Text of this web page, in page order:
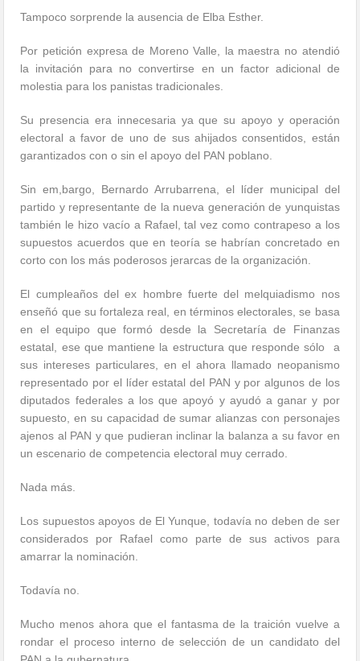
Tampoco sorprende la ausencia de Elba Esther.
Por petición expresa de Moreno Valle, la maestra no atendió
la invitación para no convertirse en un factor adicional de
molestia para los panistas tradicionales.
Su presencia era innecesaria ya que su apoyo y operación
electoral a favor de uno de sus ahijados consentidos, están
garantizados con o sin el apoyo del PAN poblano.
Sin em,bargo, Bernardo Arrubarrena, el líder municipal del
partido y representante de la nueva generación de yunquistas
también le hizo vacío a Rafael, tal vez como contrapeso a los
supuestos acuerdos que en teoría se habrían concretado en
corto con los más poderosos jerarcas de la organización.
El cumpleaños del ex hombre fuerte del melquiadismo nos
enseñó que su fortaleza real, en términos electorales, se basa
en el equipo que formó desde la Secretaría de Finanzas
estatal, ese que mantiene la estructura que responde sólo a
sus intereses particulares, en el ahora llamado neopanismo
representado por el líder estatal del PAN y por algunos de los
diputados federales a los que apoyó y ayudó a ganar y por
supuesto, en su capacidad de sumar alianzas con personajes
ajenos al PAN y que pudieran inclinar la balanza a su favor en
un escenario de competencia electoral muy cerrado.
Nada más.
Los supuestos apoyos de El Yunque, todavía no deben de ser
considerados por Rafael como parte de sus activos para
amarrar la nominación.
Todavía no.
Mucho menos ahora que el fantasma de la traición vuelve a
rondar el proceso interno de selección de un candidato del